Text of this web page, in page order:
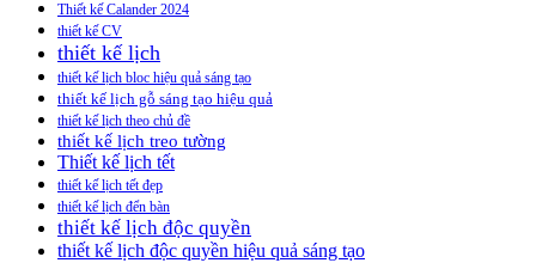
Thiết kế Calander 2024
thiết kế CV
thiết kế lịch
thiết kế lịch bloc hiệu quả sáng tạo
thiết kế lịch gỗ sáng tạo hiệu quả
thiết kế lịch theo chủ đề
thiết kế lịch treo tường
Thiết kế lịch tết
thiết kế lịch tết đẹp
thiết kế lịch đển bàn
thiết kế lịch độc quyền
thiết kế lịch độc quyền hiệu quả sáng tạo